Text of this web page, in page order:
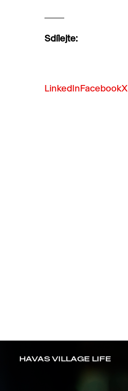
Sdílejte:
LinkedInFacebookX
HAVAS VILLAGE LIFE